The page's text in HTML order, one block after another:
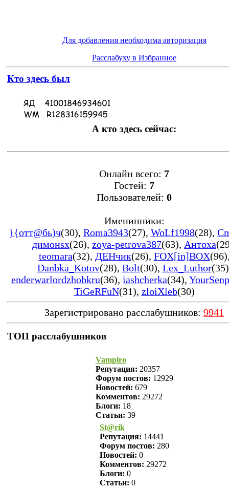
Для добавления необходима авторизация
Расслабуху в Избранное
Кто здесь был
А кто здесь сейчас:
Онлайн всего: 7
Гостей: 7
Пользователей: 0
Именинники:
}{oтт@бь)ч(30), Roma3943(27), WoLf1998(28),
димонsx(26), zoya-petrova387(63), Антоха
teomara(32), ДЕНчик(26), FOX[in]BOX(96)
Danbka_Kotov(28), Bolt(30), Lex_Luthor(35)
enderwarlordzhobkru(36), iashcherka(34),
TiGeRFuN(31), zloiXleb(30)
Зарегистрировано расслабушников: 9941
ТОП расслабушников
Vampiro
Репутация: 20357
Форум постов: 12929
Новостей: 679
Комментов: 29272
Блоги: 18
Статьи: 39
St@rik
Репутация: 14441
Форум постов: 280
Новостей: 0
Комментов: 29272
Блоги: 0
Статьи: 0